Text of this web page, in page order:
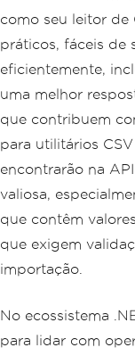
como seu leitor de
práticos, fáceis de
eficientemente,
uma melhor
que contribuem
para utilitários
encontrarão na
valiosa,
que contêm
que exigem
importação.
No ecossistema
para lidar com